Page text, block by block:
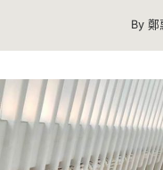
By 鄭